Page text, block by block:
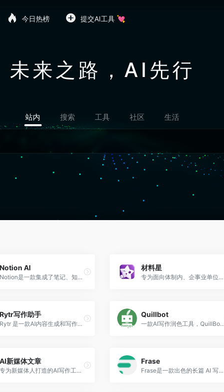
今日热榜 提交AI工具 💘
未来之路，AI先行
站内 搜索 工具 社区 生活
Notion AI
Notion是一款集成了笔记、知识库、数据表格、看板、日历等多种能力于一体的应用程序，它既可供个人使用，也可以与他人进行跨平台协作。
材料星
专为面向体制内、企事业单位文秘及职场文字工作者的垂直AI写作工具。
Rytr写作助手
Rytr 是一款AI内容生成和写作助手，可帮助您在短短几秒钟内以极低的成本创建高质量的内容！
Quillbot
一款AI写作润色工具，QuillBot的人工智能改写工具将提高你的写作能力。
AI新媒体文章
专为新媒体人打造的AI写作工具，提供“选题创作”、“文章重写”、“爆款标题”等功能
Frase
Frase是一款出色的长篇 AI 写作工具，快速创建seo优化的内容。